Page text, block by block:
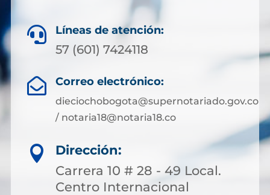
 Líneas de atención:
57 (601) 7424118
 Correo electrónico:
dieciochobogota@supernotariado.gov.co
/ notaria18@notaria18.co

Dirección:
Carrera 10 # 28 - 49 Local.
Centro Internacional